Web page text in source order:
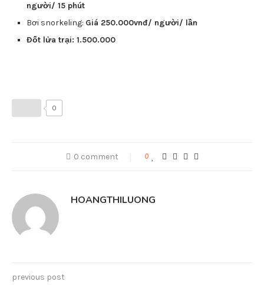
người/ 15 phút
Bơi snorkeling: Giá 250.000vnđ/ người/ lần
Đốt lửa trại: 1.500.000
0
0 comment 0
HOANGTHILUONG
previous post